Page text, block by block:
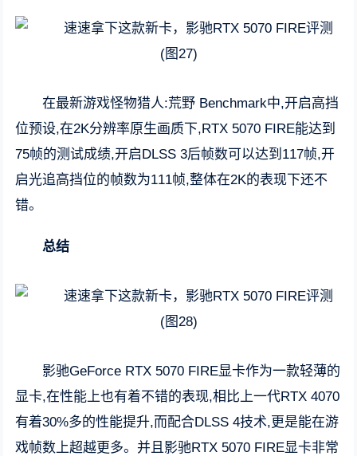
在最新游戏怪物猎人:荒野 Benchmark中,开启高挡
位预设,在2K分辨率原生画质下,RTX 5070 FIRE能达到
75帧的测试成绩,开启DLSS 3后帧数可以达到117帧,开
启光追高挡位的帧数为111帧,整体在2K的表现下还不
错。
总结
影驰GeForce RTX 5070 FIRE显卡作为一款轻薄的
显卡,在性能上也有着不错的表现,相比上一代RTX 4070
有着30%多的性能提升,而配合DLSS 4技术,更是能在游
戏帧数上超越更多。并且影驰RTX 5070 FIRE显卡非常